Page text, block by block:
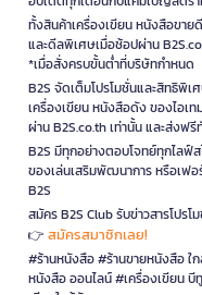
ทั้งสินค้าเครื่องเขียน หนังสือขา
และดีลพิเศษเมื่อช้อปผ่าน
*เมื่อสั่งครบขั้นต่ำที่บริษัทกำหนด
B2S จัดเต็มโปรโมชั่นและสิทธิพิ
เครื่องเขียน หนังสือดัง ของไอ
ผ่าน B2S.co.th เท่านั้น และส่งฟ
B2S มีทุกอย่างตอบโจทย์ทุกไลฟ์
ของเล่นเสริมพัฒนาการ หรือเฟ
B2S
สมัคร B2S Club รับข่าวสารโปร
👉 สมัครสมาชิกเลย!
#ร้านหนังสือ #ร้านขายหนังสือ ใ
หนังสือ ออนไลน์ #เครื่องเขียน บี